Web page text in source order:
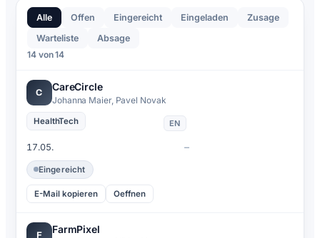
Alle Offen Eingereicht Eingeladen
Zusage
Warteliste
Absage
14 von 14
C
CareCircle
Johanna Maier, Pavel Novak
HealthTech EN
17.05. –
Eingereicht
E-Mail kopieren Oeffnen
F
FarmPixel